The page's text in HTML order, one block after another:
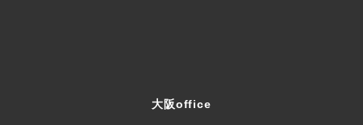
大阪office